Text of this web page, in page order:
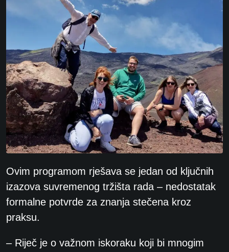
Ovim programom rješava se jedan od ključnih
izazova suvremenog tržišta rada – nedostatak
formalne potvrde za znanja stečena kroz
praksu.
– Riječ je o važnom iskoraku koji bi mnogim